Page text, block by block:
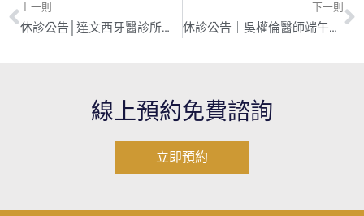
上一則
休診公告│達文西牙醫診所勞動節連假休診公告
下一則
休診公告｜吳權倫醫師端午連假休診
線上預約免費諮詢
立即預約